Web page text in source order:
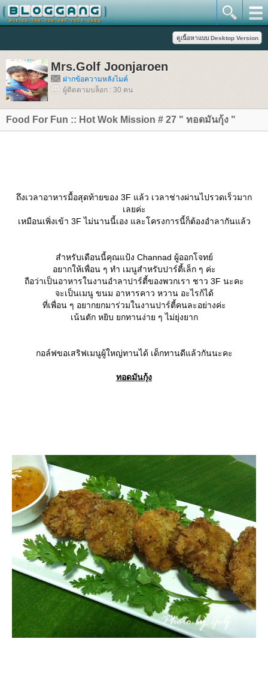
Mrs.Golf Joonjaroen
ฝากข้อความหลังไมค์
ผู้ติดตามบล็อก : 30 คน
Food For Fun :: Hot Wok Mission # 27 " ทอดมันกุ้ง "
ถึงเวลาอาหารมื้อสุดท้ายของ 3F แล้ว เวลาช่างผ่านไปรวดเร็วมาก
เลยค่ะ
เหมือนเพิ่งเข้า 3F ไม่นานนี้เอง และโครงการนี้ก็ต้องอำลากันแล้ว
สำหรับเดือนนี้คุณแป้ง Channad ผู้ออกโจทย์
อยากให้เพื่อน ๆ ทำ เมนูสำหรับปาร์ตี้เล็ก ๆ ค่ะ
ถือว่าเป็นอาหารในงานอำลาปาร์ตี้ของพวกเรา ชาว 3F นะคะ
จะเป็นเมนู ขนม อาหารคาว หวาน อะไรก้ได้
ที่เพื่อน ๆ อยากยกมาร่วมในงานปาร์ตี้คนละอย่างค่ะ
เน้นตัก หยิบ ยกทานง่าย ๆ ไม่ยุ่งยาก
กอล์ฟขอเสริฟเมนูผู้ใหญ่ทานได้ เด็กทานดีแล้วกันนะคะ
ทอดมันกุ้ง